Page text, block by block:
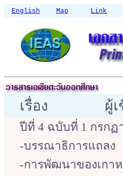
English Map Link
เรื่อง
ปีที่ 4 ฉบับที่ 1 กรกฏ
-บรรณาธิการแถล
-การพัฒนาของเก